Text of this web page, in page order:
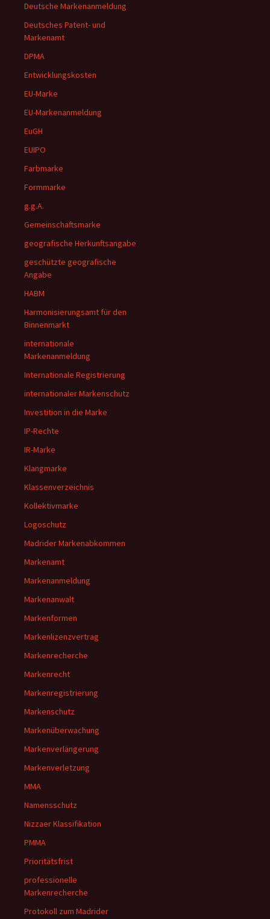
Deutsche Markenanmeldung
Deutsches Patent- und
Markenamt
DPMA
Entwicklungskosten
EU-Marke
EU-Markenanmeldung
EuGH
EUIPO
Farbmarke
Formmarke
g.g.A.
Gemeinschaftsmarke
geografische Herkunftsangabe
geschützte geografische
Angabe
HABM
Harmonisierungsamt für den
Binnenmarkt
internationale
Markenanmeldung
Internationale Registrierung
internationaler Markenschutz
Investition in die Marke
IP-Rechte
IR-Marke
Klangmarke
Klassenverzeichnis
Kollektivmarke
Logoschutz
Madrider Markenabkommen
Markenamt
Markenanmeldung
Markenanwalt
Markenformen
Markenlizenzvertrag
Markenrecherche
Markenrecht
Markenregistrierung
Markenschutz
Markenüberwachung
Markenverlängerung
Markenverletzung
MMA
Namensschutz
Nizzaer Klassifikation
PMMA
Prioritätsfrist
professionelle
Markenrecherche
Protokoll zum Madrider